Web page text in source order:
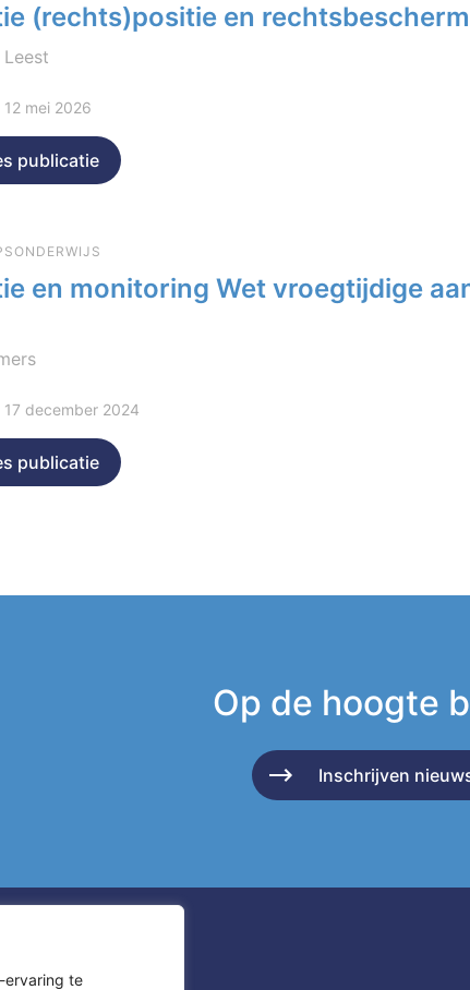
ervaring te
(rechts)positie en
mei 2026
publicatie
en monitoring Wet vroegtijdige
december 2024
publicatie
Op de hoogte
Inschrijven